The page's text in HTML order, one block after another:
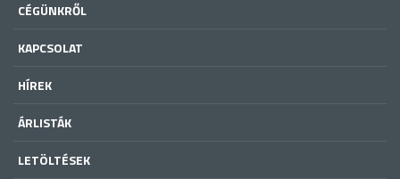
CÉGÜNKRŐL
KAPCSOLAT
HÍREK
ÁRLISTÁK
LETÖLTÉSEK